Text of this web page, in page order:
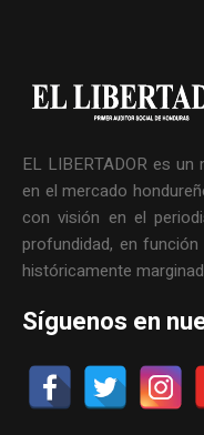
EL LIBERTADOR es
en el mercado
con visión en el
profundidad, en
históricamente
Síguenos en